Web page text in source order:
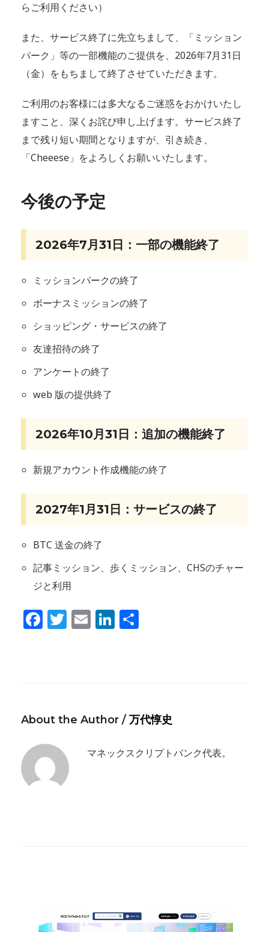
らご利用ください）
また、サービス終了に先立ちまして、「ミッション
パーク」等の一部機能のご提供を、2026年7月31日
（金）をもちまして終了させていただきます。
ご利用のお客様には多大なるご迷惑をおかけいたし
ますこと、深くお詫び申し上げます。サービス終了
まで残り短い期間となりますが、引き続き、
「Cheeese」をよろしくお願いいたします。
今後の予定
2026年7月31日：一部の機能終了
ミッションパークの終了
ボーナスミッションの終了
ショッピング・サービスの終了
友達招待の終了
アンケートの終了
web 版の提供終了
2026年10月31日：追加の機能終了
新規アカウント作成機能の終了
2027年1月31日：サービスの終了
BTC 送金の終了
記事ミッション、歩くミッション、CHSのチャー
ジと利用
Facebook
Twitter
EmailLinkedIn
About the Author / 万代惇史
マネックスクリプトバンク代表。